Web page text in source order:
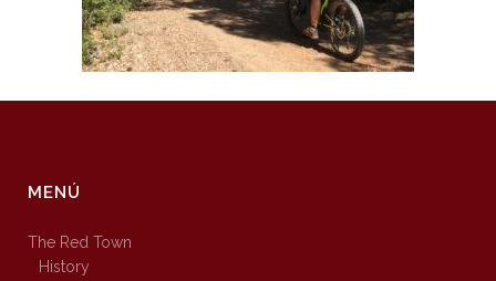
MENÚ
The Red Town
History